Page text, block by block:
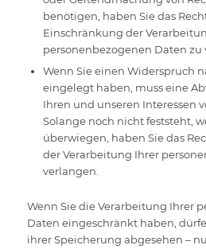
benötigen, haben Sie das
Einschränkung der
personenbezogenen Daten zu
Wenn Sie einen Widerspruch
eingelegt haben, muss eine
Ihren und unseren Interessen
Solange noch nicht feststeht,
überwiegen, haben Sie das
der Verarbeitung Ihrer
verlangen.
Wenn Sie die Verarbeitung Ihrer
Daten eingeschränkt haben,
ihrer Speicherung abgesehen –